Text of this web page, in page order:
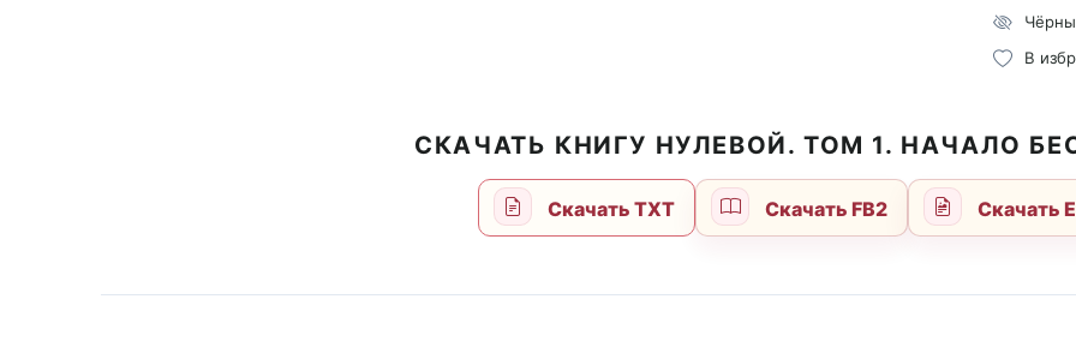
В
СКАЧАТЬ КНИГУ НУЛЕВОЙ. ТОМ 1. НАЧАЛО
Скачать TXT Скачать FB2 Скачать